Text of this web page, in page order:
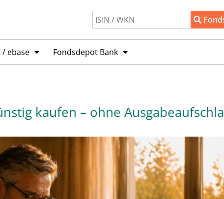
/ ebase Fondsdepot Bank
kaufen – ohne